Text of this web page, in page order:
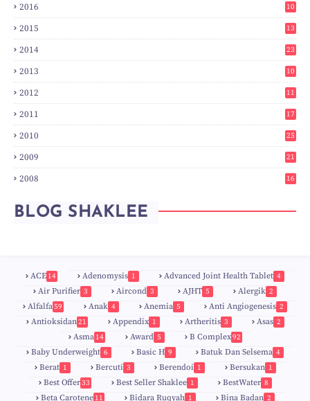
2016
10
3
2015
13
7
2014
23
2
2013
10
0
2012
11
3
2011
17
2010
25
0
2009
21
2008
16
BLOG SHAKLEE
ACE 14 Adenomysis 1 Advanced Joint Health Tablet 4
Air Purifier 3 Aircond 3 AJHT 5 Alergik 2
Alfalfa59 Anak 4 Anemia 5 Anti Angiogenesis 2
Antioksidan21 Appendix 1 Artheritis 3 Asas 2
Asma 14 Award 5 B Complex92
Baby Underweight 6 Basic H 9 Batuk Dan Selsema 4
Berat 1 Bercuti 3 Berendoi 1 Bersukan 1
Best Offer33 Best Seller Shaklee 1 BestWater 8
Beta Carotene 11 Bidara Ruqyah 1 Bina Badan 2